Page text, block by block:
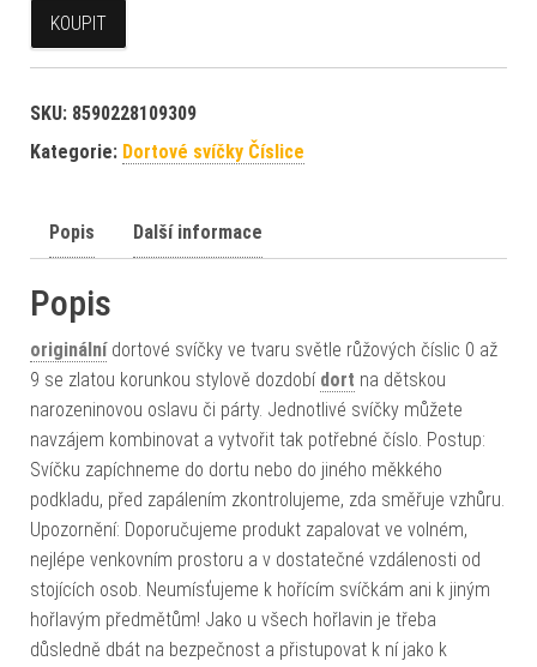
KOUPIT
SKU: 8590228109309
Kategorie: Dortové svíčky Číslice
Popis Další informace
Popis
originálnídortové svíčky ve tvaru světle růžových číslic 0 až
9 se zlatou korunkou stylově dozdobí dort na dětskou
narozeninovou oslavu či párty. Jednotlivé svíčky můžete
navzájem kombinovat a vytvořit tak potřebné číslo. Postup:
Svíčku zapíchneme do dortu nebo do jiného měkkého
podkladu, před zapálením zkontrolujeme, zda směřuje vzhůru.
Upozornění: Doporučujeme produkt zapalovat ve volném,
nejlépe venkovním prostoru a v dostatečné vzdálenosti od
stojících osob. Neumísťujeme k hořícím svíčkám ani k jiným
hořlavým předmětům! Jako u všech hořlavin je třeba
důsledně dbát na bezpečnost a přistupovat k ní jako k